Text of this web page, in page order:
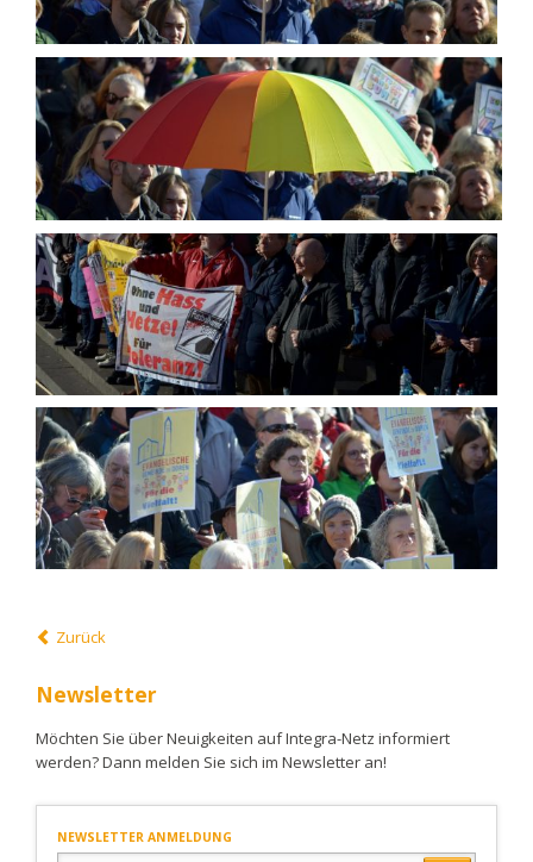
Zurück
Newsletter
Möchten Sie über Neuigkeiten auf Integra-Netz informiert
werden? Dann melden Sie sich im Newsletter an!
NEWSLETTER ANMELDUNG